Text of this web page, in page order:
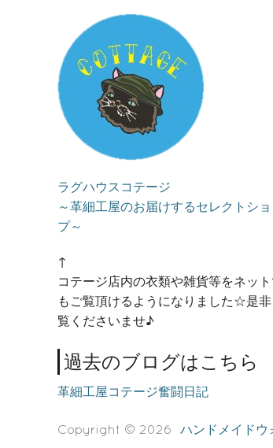
ラグハウスコテージ
～革細工屋のお届けするセレクトシ
プ～
↑
コテージ店内の衣類や雑貨等をネッ
もご覧頂けるようになりました☆是
覧くださいませ♪
過去のブログはこちら
革細工屋コテージ奮闘日記
Copyright © 2026 ハンドメイドウ